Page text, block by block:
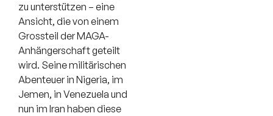
zu unterstützen – eine
Ansicht, die von einem
Grossteil der MAGA-
Anhängerschaft geteilt
wird. Seine militärischen
Abenteuer in Nigeria, im
Jemen, in Venezuela und
nun im Iran haben diese